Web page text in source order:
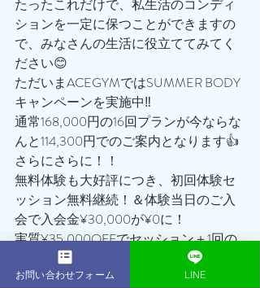
たったこれだけで、私生活のコンディ
ションを一定に保つことができますの
で、みなさんの生活に役立ててみてく
ださい😊
ただいまACEGYMではSUMMER BODY
キャンペーンを実施中‼️
通常168,000円の16回プランが今ならな
んと114,300円でのご案内となります👍
さらにさらに！！
無料体験も大好評につき、初回体験セ
ッション無料継続！＆体験当日のご入
会で入会金¥30,000が¥0に！
実質¥35,000OFFでセッション＋1回の
チャンス🔥🔥🔥
「もう夏きちゃった…」
お問い合わせフォーム LINE